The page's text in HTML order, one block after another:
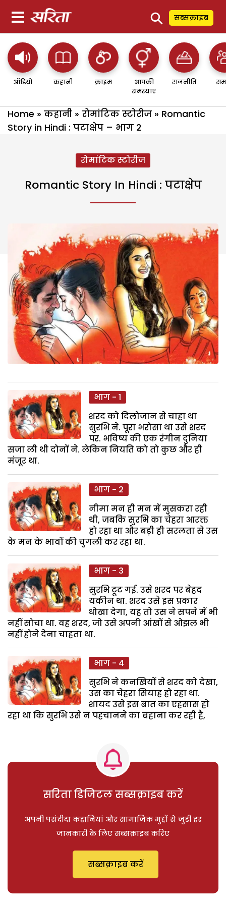
⚲ सब्सक्राइब
ऑडियो कहानी क्राइम
आपकी
समस्याएं
राजनीति
Home » कहानी » रोमांटिक स्टोरीज » Romantic
Story in Hindi : पटाक्षेप – भाग 2
रोमांटिक स्टोरीज
Romantic Story In Hindi : पटाक्षेप
भाग - 1
शरद को दिलोजान से चाहा था
सुरभि ने. पूरा भरोसा था उसे शरद
पर. भविष्य की एक रंगीन दुनिया
सजा ली थी दोनों ने. लेकिन नियति को तो कुछ और ही
मंजूर था.
भाग - 2
नीमा मन ही मन में मुसकरा रही
थी, जबकि सुरभि का चेहरा आरक्त
हो रहा था और बड़ी ही सरलता से उस
के मन के भावों की चुगली कर रहा था.
भाग - 3
सुरभि टूट गई. उसे शरद पर बेहद
यकीन था. शरद उसे इस प्रकार
धोखा देगा, यह तो उस ने सपने में भी
नहीं सोचा था. वह शरद, जो उसे अपनी आंखों से ओझल भी
नहीं होने देना चाहता था.
भाग - 4
सुरभि ने कनखियों से शरद को देखा,
उस का चेहरा सियाह हो रहा था.
शायद उसे इस बात का एहसास हो
रहा था कि सुरभि उसे न पहचानने का बहाना कर रही है,
सरिता डिजिटल सब्सक्राइब करें
अपनी पसंदीदा कहानियां और सामाजिक मुद्दों से जुड़ी हर
जानकारी के लिए सब्सक्राइब करिए
सब्सक्राइब करें